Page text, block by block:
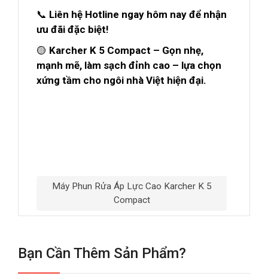
📞 Liên hệ Hotline ngay hôm nay để nhận
ưu đãi đặc biệt!
🟡 Karcher K 5 Compact – Gọn nhẹ,
mạnh mẽ, làm sạch đỉnh cao – lựa chọn
xứng tầm cho ngôi nhà Việt hiện đại.
Máy Phun Rửa Áp Lực Cao Karcher K 5
Compact
Bạn Cần Thêm Sản Phẩm?